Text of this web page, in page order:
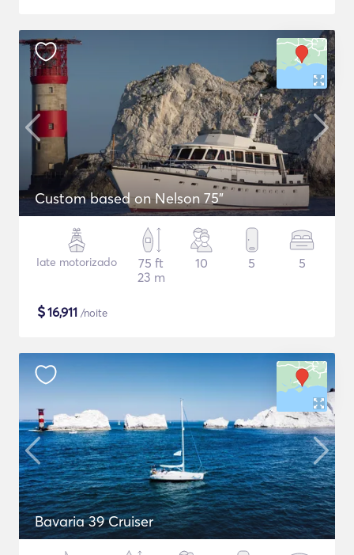
Custom based on Nelson 75"
Iate motorizado
75 ft
23 m
10 5 5
$16,911 /noite
Bavaria 39 Cruiser